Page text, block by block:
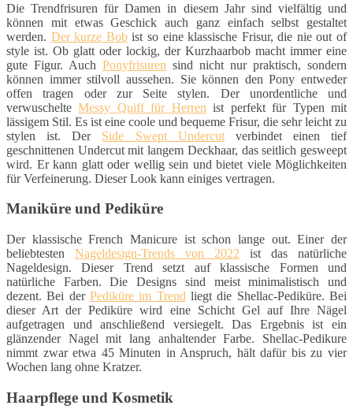
Die Trendfrisuren für Damen in diesem Jahr sind vielfältig und
können mit etwas Geschick auch ganz einfach selbst gestaltet
werden. Der kurze Bobist so eine klassische Frisur, die nie out of
style ist. Ob glatt oder lockig, der Kurzhaarbob macht immer eine
gute Figur. Auch Ponyfrisuren sind nicht nur praktisch, sondern
können immer stilvoll aussehen. Sie können den Pony entweder
offen tragen oder zur Seite stylen. Der unordentliche und
verwuschelteMessy Quiff für Herren ist perfekt für Typen mit
lässigem Stil. Es ist eine coole und bequeme Frisur, die sehr leicht zu
stylen ist. Der Side Swept Undercutverbindet einen tief
geschnittenen Undercut mit langem Deckhaar, das seitlich gesweept
wird. Er kann glatt oder wellig sein und bietet viele Möglichkeiten
für Verfeinerung. Dieser Look kann einiges vertragen.
Maniküre und Pediküre
Der klassische French Manicure ist schon lange out. Einer der
beliebtesten Nageldesign-Trends von 2022 ist das natürliche
Nageldesign. Dieser Trend setzt auf klassische Formen und
natürliche Farben. Die Designs sind meist minimalistisch und
dezent. Bei der Pediküre im Trend liegt die Shellac-Pediküre. Bei
dieser Art der Pediküre wird eine Schicht Gel auf Ihre Nägel
aufgetragen und anschließend versiegelt. Das Ergebnis ist ein
glänzender Nagel mit lang anhaltender Farbe. Shellac-Pedikure
nimmt zwar etwa 45 Minuten in Anspruch, hält dafür bis zu vier
Wochen lang ohne Kratzer.
Haarpflege und Kosmetik